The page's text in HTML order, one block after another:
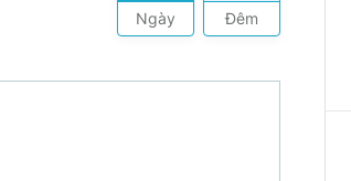
Ngày Đêm